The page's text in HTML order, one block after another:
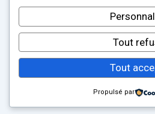
Tout
Tout
Propulsé par